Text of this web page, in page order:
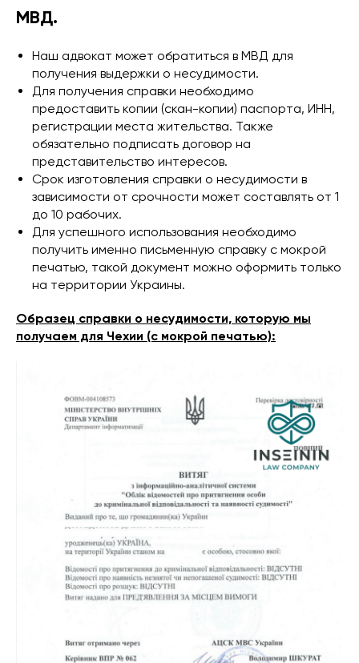
МВД.
Наш адвокат может обратиться в МВД для
получения выдержки о несудимости.
Для получения справки необходимо
предоставить копии (скан-копии) паспорта, ИНН,
регистрации места жительства. Также
обязательно подписать договор на
представительство интересов.
Срок изготовления справки о несудимости в
зависимости от срочности может составлять от 1
до 10 рабочих.
Для успешного использования необходимо
получить именно письменную справку с мокрой
печатью, такой документ можно оформить только
на территории Украины.
Образец справки о несудимости, которую мы
получаем для Чехии (с мокрой печатью):